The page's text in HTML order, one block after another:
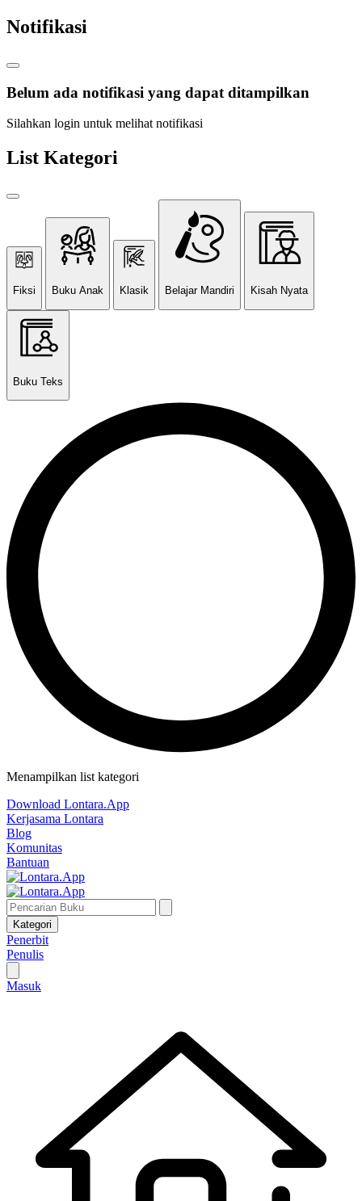
Notifikasi
Belum ada notifikasi yang dapat ditampilkan
Silahkan login untuk melihat notifikasi
List Kategori
Fiksi Buku Anak Klasik Belajar Mandiri Kisah Nyata
Buku Teks
Menampilkan list kategori
Download Lontara.App
Kerjasama Lontara
Blog
Komunitas
Bantuan
Kategori
Penerbit
Penulis
Masuk